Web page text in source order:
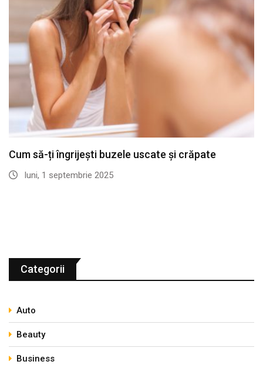
Cum să-ți îngrijești buzele uscate și crăpate
luni, 1 septembrie 2025
Categorii
Auto
Beauty
Business